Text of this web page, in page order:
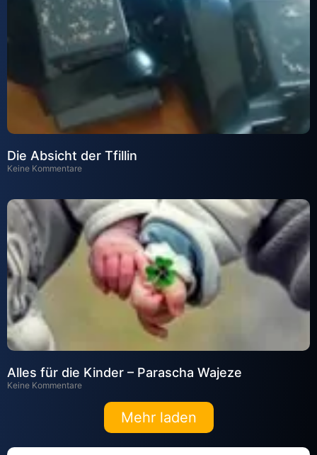
Die Absicht der Tfillin
Keine Kommentare
Alles für die Kinder – Parascha Wajeze
Keine Kommentare
Mehr laden